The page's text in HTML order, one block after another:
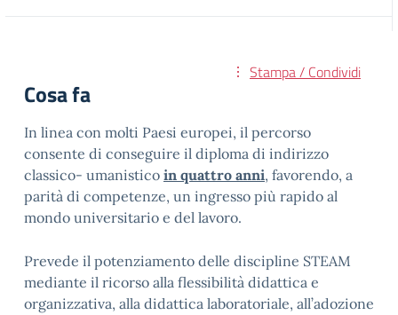
Stampa / Condividi
Cosa fa
In linea con molti Paesi europei, il percorso
consente di conseguire il diploma di indirizzo
classico- umanistico in quattro anni, favorendo, a
parità di competenze, un ingresso più rapido al
mondo universitario e del lavoro.
Prevede il potenziamento delle discipline STEAM
mediante il ricorso alla flessibilità didattica e
organizzativa, alla didattica laboratoriale, all’adozione